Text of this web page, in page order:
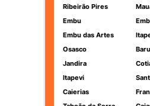
Ribeirão Pires
Embu
Embu das Artes
Osasco
Jandira
Itapevi
Caierias